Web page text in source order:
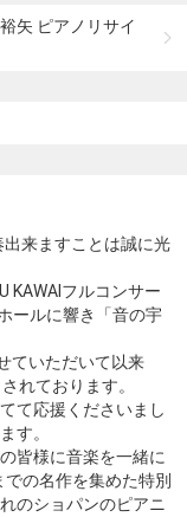
矢 ピアノリサイ
来ますことは誠に光
KAWAIフルコンサー
ールに響き「音の宇
ていただいて以来
れております。
て応援くださいまし
す。
皆様に音楽を一緒に
の名作を集めた特別
のショパンのピアニ